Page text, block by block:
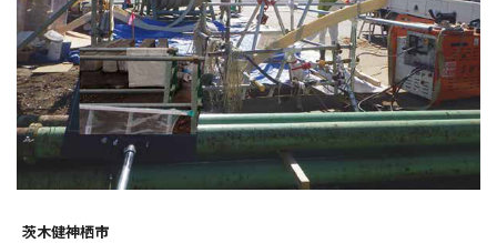
茨木健神栖市